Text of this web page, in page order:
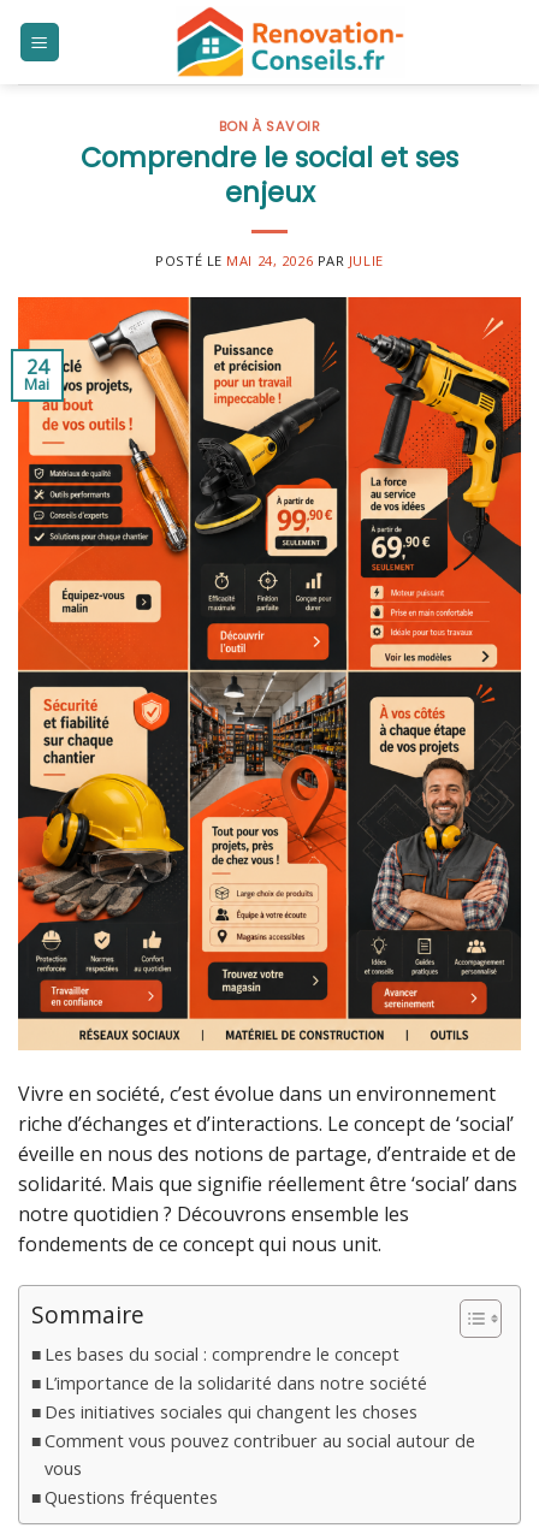
BON À SAVOIR
Comprendre le social et ses
enjeux
POSTÉ LE MAI 24, 2026 PAR JULIE
24
Mai
Vivre en société, c’est évolue dans un environnement
riche d’échanges et d’interactions. Le concept de ‘social’
éveille en nous des notions de partage, d’entraide et de
solidarité. Mais que signifie réellement être ‘social’ dans
notre quotidien ? Découvrons ensemble les
fondements de ce concept qui nous unit.
Sommaire
Les bases du social : comprendre le concept
L’importance de la solidarité dans notre société
Des initiatives sociales qui changent les choses
Comment vous pouvez contribuer au social autour de
vous
Questions fréquentes